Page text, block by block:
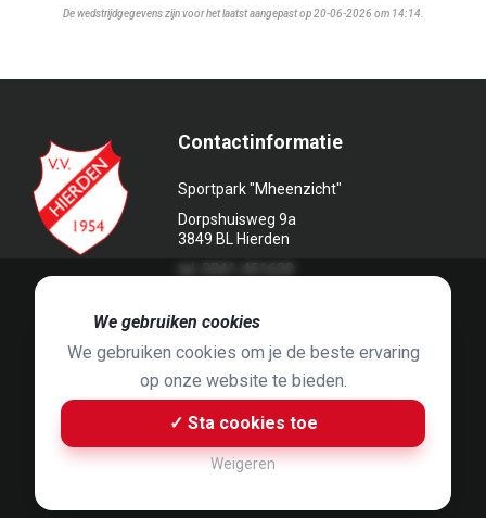
De wedstrijdgegevens zijn voor het laatst aangepast op 20-06-2026 om 14:14.
Contactinformatie
Sportpark "Mheenzicht"
Dorpshuisweg 9a
3849 BL Hierden
Jaap Hop & ontwerpen door
Built byBluey B.V.& Jelle de Haan
We gebruiken cookies
We gebruiken cookies om je de beste ervaring
op onze website te bieden.
✓ Sta cookies toe
Weigeren